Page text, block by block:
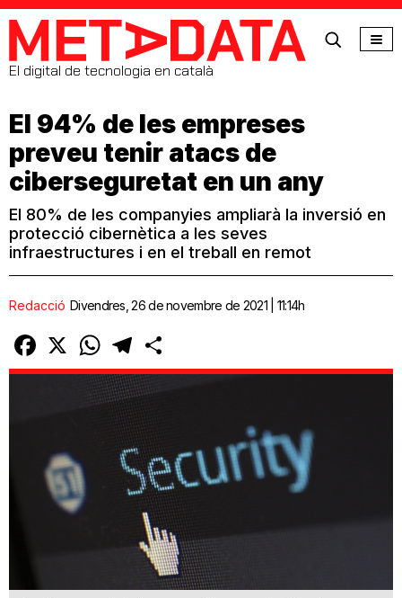
MetaData
El digital de tecnologia en català
El 94% de les empreses
preveu tenir atacs de
ciberseguretat en un any
El 80% de les companyies ampliarà la inversió en
protecció cibernètica a les seves
infraestructures i en el treball en remot
Redacció Divendres, 26 de novembre de 2021 | 11:14h
Facebook
X WhatsAppTelegram